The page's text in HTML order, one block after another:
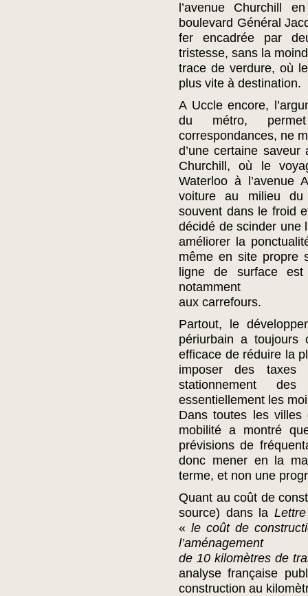
l’avenue Churchill
boulevard Général
fer encadrée par
tristesse, sans la
trace de verdure, où
plus vite à destination.
A Uccle encore,
du métro,
correspondances, ne
d’une certaine
Churchill, où le
Waterloo à l’avenue
voiture au milieu du
souvent dans le froid
décidé de scinder une
améliorer la
même en site propre
ligne de surface
notamment
aux carrefours.
Partout, le
périurbain a toujours
efficace de réduire la
imposer des
stationnement
essentiellement les
Dans toutes les villes
mobilité a montré
prévisions de
donc mener en la
terme, et non une
Quant au coût de
source) dans la
« le coût de
l’aménagement
de 10 kilomètres de
analyse française
construction au